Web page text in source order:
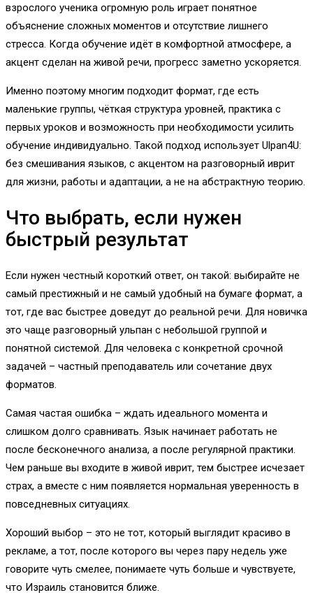
взрослого ученика огромную роль играет понятное
объяснение сложных моментов и отсутствие лишнего
стресса. Когда обучение идёт в комфортной атмосфере, а
акцент сделан на живой речи, прогресс заметно ускоряется.
Именно поэтому многим подходит формат, где есть
маленькие группы, чёткая структура уровней, практика с
первых уроков и возможность при необходимости усилить
обучение индивидуально. Такой подход использует Ulpan4U:
без смешивания языков, с акцентом на разговорный иврит
для жизни, работы и адаптации, а не на абстрактную теорию.
Что выбрать, если нужен
быстрый результат
Если нужен честный короткий ответ, он такой: выбирайте не
самый престижный и не самый удобный на бумаге формат, а
тот, где вас быстрее доведут до реальной речи. Для новичка
это чаще разговорный ульпан с небольшой группой и
понятной системой. Для человека с конкретной срочной
задачей – частный преподаватель или сочетание двух
форматов.
Самая частая ошибка – ждать идеального момента и
слишком долго сравнивать. Язык начинает работать не
после бесконечного анализа, а после регулярной практики.
Чем раньше вы входите в живой иврит, тем быстрее исчезает
страх, а вместе с ним появляется нормальная уверенность в
повседневных ситуациях.
Хороший выбор – это не тот, который выглядит красиво в
рекламе, а тот, после которого вы через пару недель уже
говорите чуть смелее, понимаете чуть больше и чувствуете,
что Израиль становится ближе.